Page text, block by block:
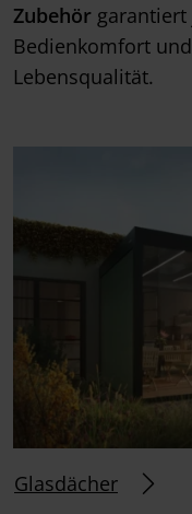
Zubehör
Bedienkomfort
Lebensqualität.
Glasdächer